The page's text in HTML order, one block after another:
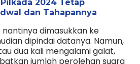
2024 Tetap
dan Tahapannya
nantinya dimasukkan ke
dipindai datanya. Namun,
dua kali mengalami galat,
jumlah perolehan suara